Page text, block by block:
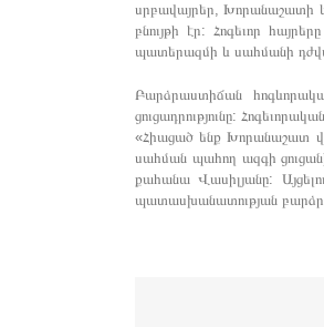
սրբավայրեր, Խորանաշատի և
բնույթի էր: Հոգեւոր
պատերազմի և սահմանի
Բարձրաստիճան
ցուցադրությունը:
«Հիացած ենք Խորանաշատ
սահման պահող ազգի
քահանա Վասիլյանը:
պատասխանատության բարձր